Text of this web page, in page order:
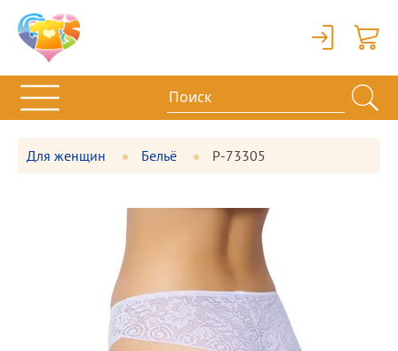
Вход
Для женщин Бельё P-73305
товара